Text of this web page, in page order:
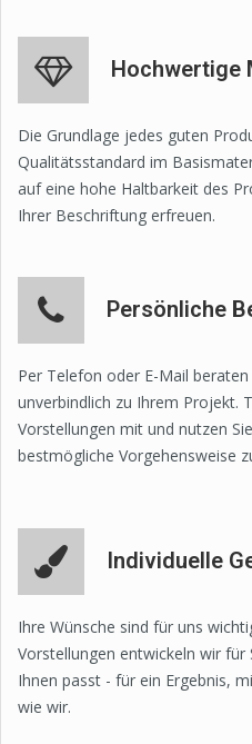
Hochwertige
Die Grundlage jedes guten
Qualitätsstandard im
auf eine hohe Haltbarkeit des
Ihrer Beschriftung erfreuen.
Persönliche
Per Telefon oder E-Mail
unverbindlich zu Ihrem Projekt.
Vorstellungen mit und nutzen
bestmögliche Vorgehensweise
Individuelle
Ihre Wünsche sind für uns
Vorstellungen entwickeln wir für
Ihnen passt - für ein Ergebnis,
wie wir.